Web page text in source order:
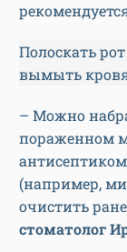
Полоскать
вымыть
– Можно
пораженном
(например,
очистить
стоматолог